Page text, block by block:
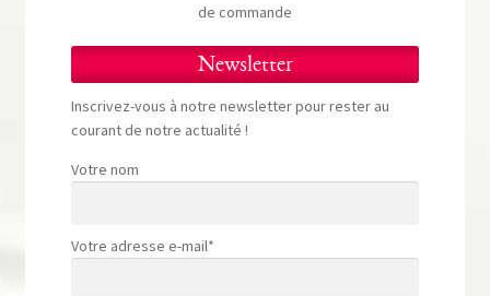
de commande
Newsletter
Inscrivez-vous à notre newsletter pour rester au
courant de notre actualité !
Votre nom
Votre adresse e-mail*